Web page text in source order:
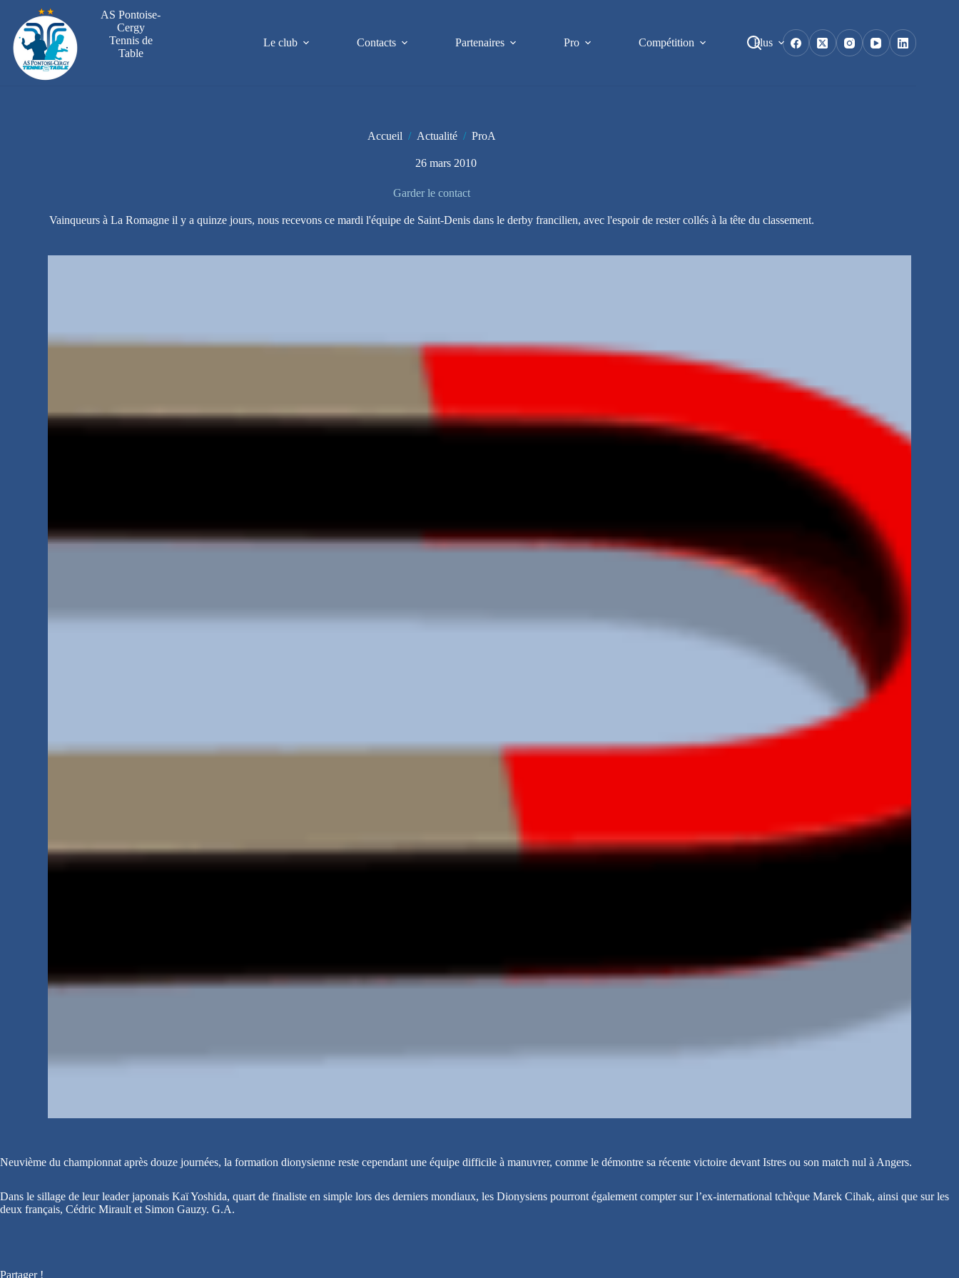
contenu
AS Pontoise-
Cergy
Tennis de
Table
Le club Contacts Partenaires Pro Compétition Plus
Accueil / Actualité / ProA
26 mars 2010
Garder le contact
Vainqueurs à La Romagne il y a quinze jours, nous recevons ce mardi l'équipe de Saint-Denis dans le derby francilien, avec l'espoir de rester collés à la tête du classement.
Neuvième du championnat après douze journées, la formation dionysienne reste cependant une équipe difficile à manuvrer, comme le démontre sa récente victoire devant Istres ou son match nul à Angers.
Dans le sillage de leur leader japonais Kaï Yoshida, quart de finaliste en simple lors des derniers mondiaux, les Dionysiens pourront également compter sur l’ex-international tchèque Marek Cihak, ainsi que sur les
deux français, Cédric Mirault et Simon Gauzy. G.A.
Partager !